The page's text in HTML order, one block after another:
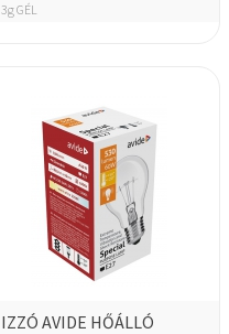
3g GÉL
IZZÓ AVIDE HŐÁLLÓ